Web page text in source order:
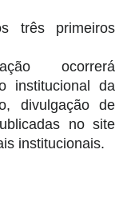
três primeiros
ocorrerá
institucional da
divulgação de
no site
institucionais.